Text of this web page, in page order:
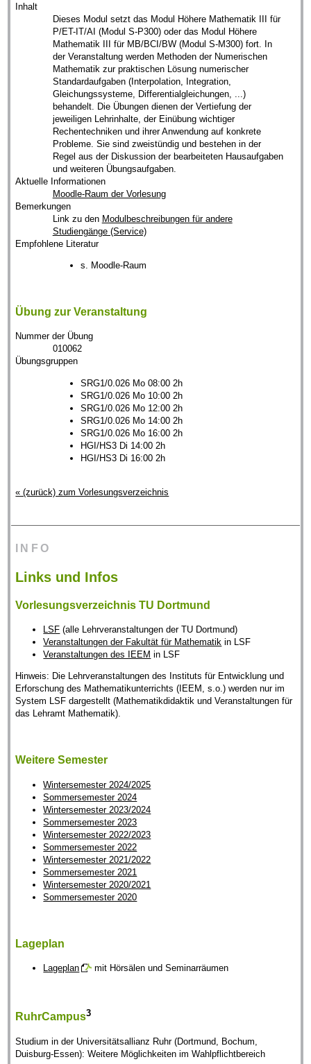
Inhalt
Dieses Modul setzt das Modul Höhere Mathematik III für
P/ET-IT/AI (Modul S-P300) oder das Modul Höhere
Mathematik III für MB/BCI/BW (Modul S-M300) fort. In
der Veranstaltung werden Methoden der Numerischen
Mathematik zur praktischen Lösung numerischer
Standardaufgaben (Interpolation, Integration,
Gleichungssysteme, Differentialgleichungen, ...)
behandelt. Die Übungen dienen der Vertiefung der
jeweiligen Lehrinhalte, der Einübung wichtiger
Rechentechniken und ihrer Anwendung auf konkrete
Probleme. Sie sind zweistündig und bestehen in der
Regel aus der Diskussion der bearbeiteten Hausaufgaben
und weiteren Übungsaufgaben.
Aktuelle Informationen
Moodle-Raum der Vorlesung
Bemerkungen
Link zu den Modulbeschreibungen für andere
Studiengänge (Service)
Empfohlene Literatur
s. Moodle-Raum
Übung zur Veranstaltung
Nummer der Übung
010062
Übungsgruppen
SRG1/0.026 Mo 08:00 2h
SRG1/0.026 Mo 10:00 2h
SRG1/0.026 Mo 12:00 2h
SRG1/0.026 Mo 14:00 2h
SRG1/0.026 Mo 16:00 2h
HGI/HS3 Di 14:00 2h
HGI/HS3 Di 16:00 2h
« (zurück) zum Vorlesungsverzeichnis
INFO
Links und Infos
Vorlesungsverzeichnis TU Dortmund
LSF (alle Lehrveranstaltungen der TU Dortmund)
Veranstaltungen der Fakultät für Mathematik in LSF
Veranstaltungen des IEEM in LSF
Hinweis: Die Lehrveranstaltungen des Instituts für Entwicklung und
Erforschung des Mathematikunterrichts (IEEM, s.o.) werden nur im
System LSF dargestellt (Mathematikdidaktik und Veranstaltungen für
das Lehramt Mathematik).
Weitere Semester
Wintersemester 2024/2025
Sommersemester 2024
Wintersemester 2023/2024
Sommersemester 2023
Wintersemester 2022/2023
Sommersemester 2022
Wintersemester 2021/2022
Sommersemester 2021
Wintersemester 2020/2021
Sommersemester 2020
Lageplan
Lageplan mit Hörsälen und Seminarräumen
RuhrCampus3
Studium in der Universitätsallianz Ruhr (Dortmund, Bochum,
Duisburg-Essen): Weitere Möglichkeiten im Wahlpflichtbereich